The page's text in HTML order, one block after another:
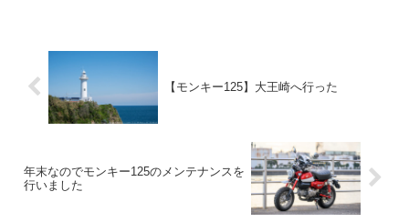
【モンキー125】大王崎へ行った
年末なのでモンキー125のメンテナンスを
行いました